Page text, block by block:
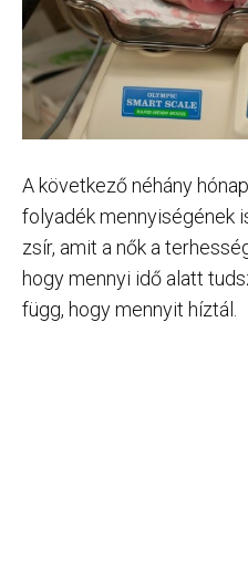
A következő néhány
folyadék mennyiségének
zsír, amit a nők a
hogy mennyi idő alatt
függ, hogy mennyit híztál.